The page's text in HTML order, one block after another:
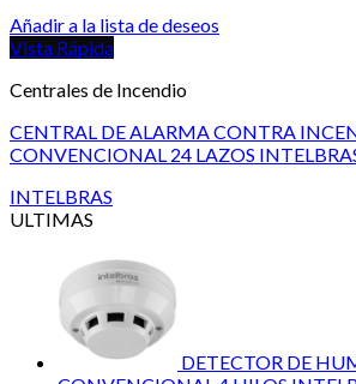
Añadir a la lista de deseos
Vista Rápida
Centrales de Incendio
CENTRAL DE ALARMA CONTRA
CONVENCIONAL 24 LAZOS
INTELBRAS
ULTIMAS
DETECTOR DE